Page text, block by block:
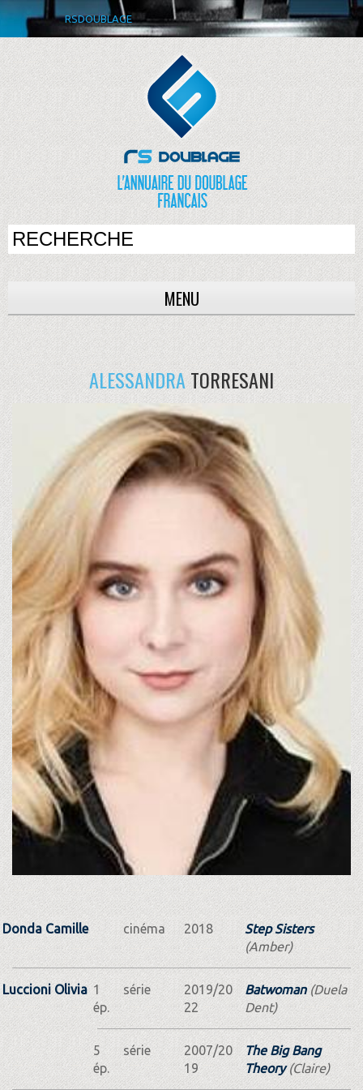
RSDOUBLAGE
MENU
ALESSANDRATORRESANI
Donda Camille cinéma 2018
Step Sisters
(Amber)
Luccioni Olivia 1
ép.
série
2019/20
22
Batwoman(Duela
Dent)
5
ép.
série
2007/20
19
The Big Bang
Theory(Claire)